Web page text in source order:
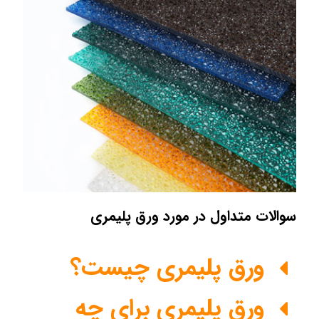
سوالات متداول در مورد ورق پلیمری
ورق پلیمری چیست؟
ورق پلیمری برای چه